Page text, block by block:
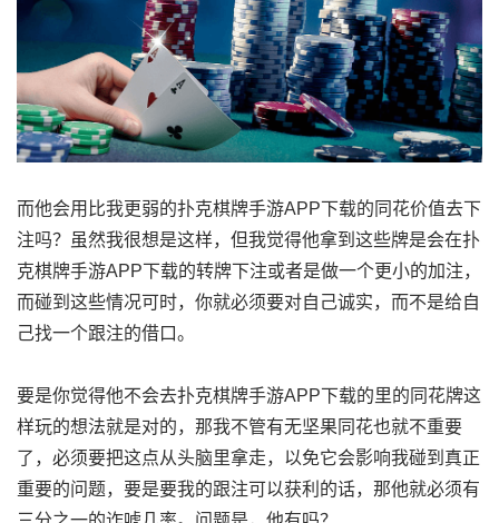
而他会用比我更弱的扑克棋牌手游APP下载的同花价值去下
注吗？虽然我很想是这样，但我觉得他拿到这些牌是会在扑
克棋牌手游APP下载的转牌下注或者是做一个更小的加注，
而碰到这些情况可时，你就必须要对自己诚实，而不是给自
己找一个跟注的借口。
要是你觉得他不会去扑克棋牌手游APP下载的里的同花牌这
样玩的想法就是对的，那我不管有无坚果同花也就不重要
了，必须要把这点从头脑里拿走，以免它会影响我碰到真正
重要的问题，要是要我的跟注可以获利的话，那他就必须有